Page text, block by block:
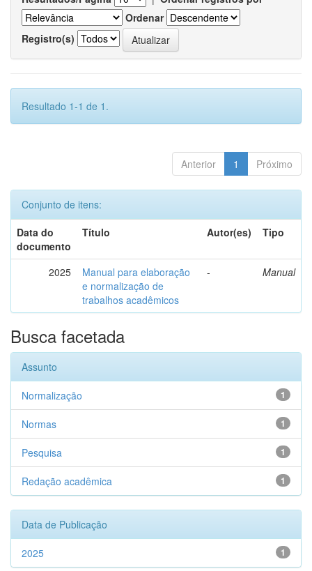
Ordenar
Registro(s)
Resultado 1-1 de 1.
Anterior 1 Próximo
Conjunto de itens:
Data do
documento
Título Autor(es) Tipo
2025
Manual para elaboração
e normalização de
trabalhos acadêmicos
- Manual
Busca facetada
Assunto
1
Normalização
1
Normas
1
Pesquisa
1
Redação acadêmica
Data de Publicação
1
2025